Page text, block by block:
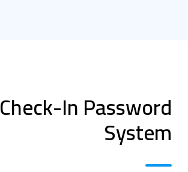
Check-In Password
System